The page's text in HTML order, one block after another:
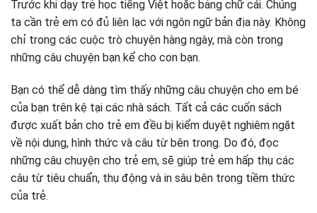
Trước khi dạy trẻ học tiếng Việt hoặc bảng chữ cái. Chúng
ta cần trẻ em có đủ liên lạc với ngôn ngữ bản địa này. Không
chỉ trong các cuộc trò chuyện hàng ngày, mà còn trong
những câu chuyện bạn kể cho con bạn.
Bạn có thể dễ dàng tìm thấy những câu chuyện cho em bé
của bạn trên kệ tại các nhà sách. Tất cả các cuốn sách
được xuất bản cho trẻ em đều bị kiểm duyệt nghiêm ngặt
về nội dung, hình thức và câu từ bên trong. Do đó, đọc
những câu chuyện cho trẻ em, sẽ giúp trẻ em hấp thụ các
câu từ tiêu chuẩn, thụ động và in sâu bên trong tiềm thức
của trẻ.